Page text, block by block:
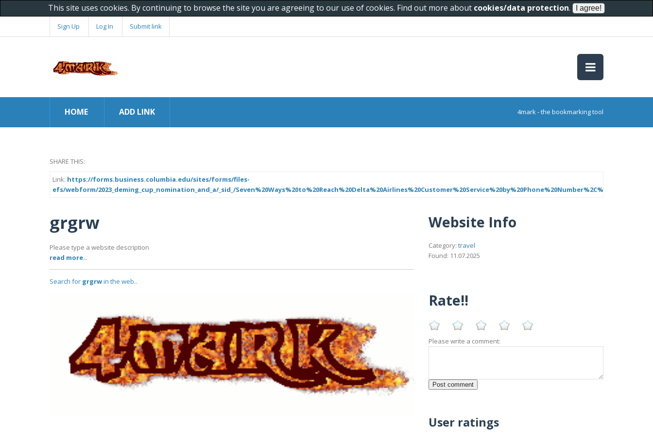
This site uses cookies. By continuing to browse the site you are agreeing to our use of cookies. Find out more about cookies/data protection.
Sign Up Log In Submit link
HOME ADD LINK 4mark - the bookmarking tool
SHARE THIS:
Link: https://forms.business.columbia.edu/sites/forms/files-
efs/webform/2023_deming_cup_nomination_and_a/_sid_/
grgrw
Please type a website description
read more..
Search for grgrwin the web..
Website Info
Category: travel
Found: 11.07.2025
Rate!!
Please write a comment:
User ratings